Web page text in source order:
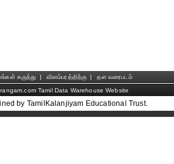
கருத்து | விளம்பரத்திற்கு |
தள வரைபடம்
Tamil Data Warehouse Website
by TamilKalanjiyam Educational Trust.